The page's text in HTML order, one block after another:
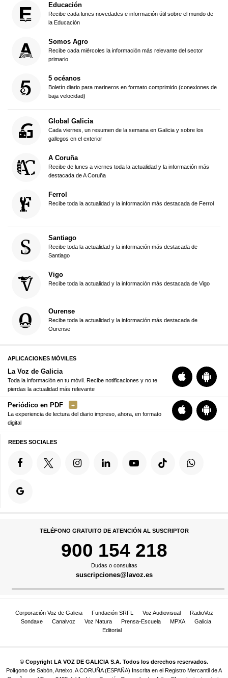
Educación
Recibe cada lunes novedades e información útil sobre el mundo de
la Educación
Somos Agro
Recibe cada miércoles la información más relevante del sector
primario
5 océanos
Boletín diario para marineros en formato comprimido (conexiones de
baja velocidad)
Global Galicia
Cada viernes, un resumen de la semana en Galicia y sobre los
gallegos en el exterior
A Coruña
Recibe de lunes a viernes toda la actualidad y la información más
destacada de A Coruña
Ferrol
Recibe toda la actualidad y la información más destacada de Ferrol
Santiago
Recibe toda la actualidad y la información más destacada de
Santiago
Vigo
Recibe toda la actualidad y la información más destacada de Vigo
Ourense
Recibe toda la actualidad y la información más destacada de
Ourense
APLICACIONES MÓVILES
La Voz de Galicia
Toda la información en tu móvil. Recibe notificaciones y no te
pierdas la actualidad más relevante
Periódico en PDF
La experiencia de lectura del diario impreso, ahora, en formato
digital
REDES SOCIALES
TELÉFONO GRATUITO DE ATENCIÓN AL SUSCRIPTOR
900 154 218
Dudas o consultas
suscripciones@lavoz.es
Corporación Voz de Galicia Fundación SRFL Voz Audiovisual
RadioVoz
Sondaxe
Canalvoz Voz Natura Prensa-Escuela MPXA
Galicia
Editorial
© Copyright LA VOZ DE GALICIA S.A. Todos los derechos reservados.
Polígono de Sabón, Arteixo, A CORUÑA (ESPAÑA) Inscrita en el Registro Mercantil de A